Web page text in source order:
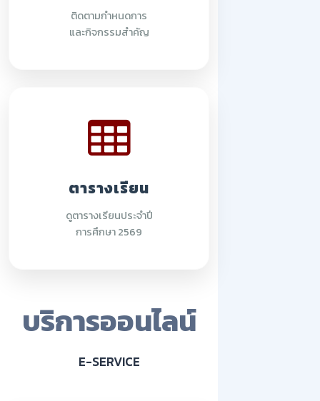
ติดตามกำหนดการ
และกิจกรรมสำคัญ
ตารางเรียน
ดูตารางเรียนประจำปี
การศึกษา 2569
บริการออนไลน์
E-SERVICE